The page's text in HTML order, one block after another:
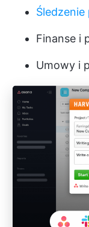
Finanse i
Umowy i